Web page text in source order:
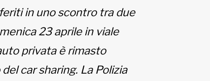
in uno scontro tra due
23 aprile in viale
privata è rimasto
car sharing. La Polizia